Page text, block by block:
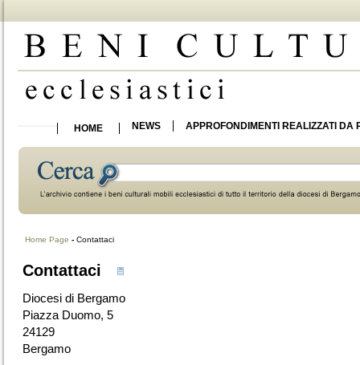
HOME NEWS APPROFONDIMENTI REALIZZATI DA
Home Page - Contattaci
Contattaci
Diocesi di Bergamo
Piazza Duomo, 5
24129
Bergamo